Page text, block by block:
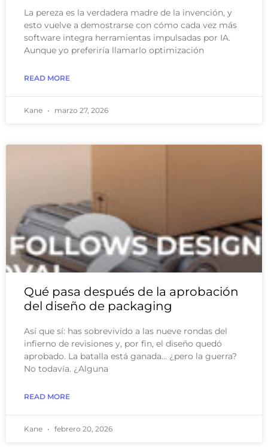
La pereza es la verdadera madre de la invención, y
esto vuelve a demostrarse con cómo cada vez más
software integra herramientas impulsadas por IA.
Aunque yo preferiría llamarlo optimización
READ MORE
Kane marzo 27, 2026
Qué pasa después de la aprobación
del diseño de packaging
Así que sí: has sobrevivido a las nueve rondas del
infierno de revisiones y, por fin, el diseño quedó
aprobado. La batalla está ganada… ¿pero la guerra?
No todavía. ¿Alguna
READ MORE
Kane febrero 20, 2026